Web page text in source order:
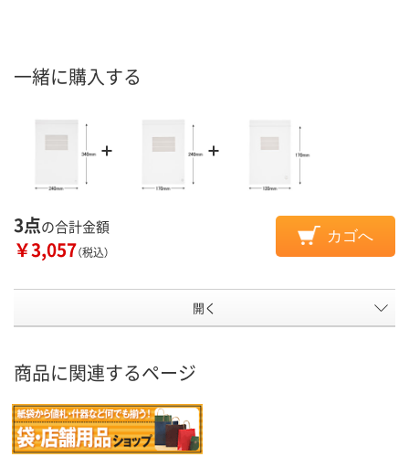
一緒に購入する
3点の合計金額
￥3,057（税込）
カゴへ
開く
商品に関連するページ